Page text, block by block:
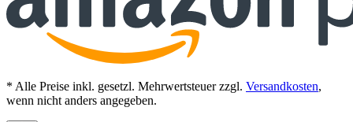
* Alle Preise inkl. gesetzl. Mehrwertsteuer zzgl. Versandkosten,
wenn nicht anders angegeben.